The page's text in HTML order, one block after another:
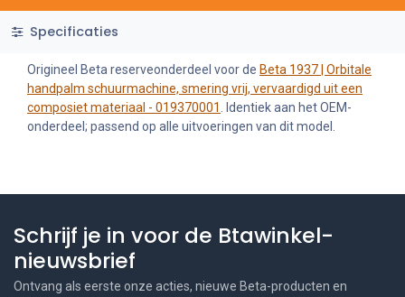
Specificaties
Origineel Beta reserveonderdeel voor de Beta 1937 | Orbitale
handpalm schuurmachine, smering vrij, vervaardigd uit een
composiet materiaal - 019370001
. Identiek aan het OEM-
onderdeel; passend op alle uitvoeringen van dit model.
Schrijf je in voor de Btawinkel-
nieuwsbrief
Ontvang als eerste onze acties, nieuwe Beta-producten en